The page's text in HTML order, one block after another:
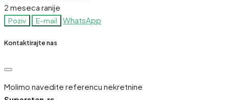
2 meseca ranije
Poziv E-mail WhatsApp
Kontaktirajte nas
Molimo navedite referencu nekretnine